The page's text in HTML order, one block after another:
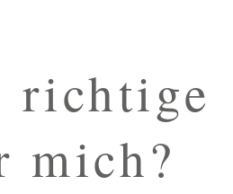
richtige
mich?